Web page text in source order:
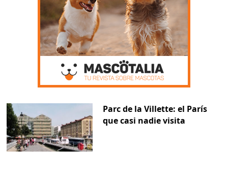
Parc de la Villette: el París
que casi nadie visita